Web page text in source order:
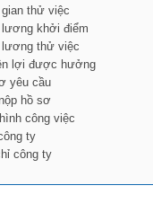
thử việc
khởi điểm
lương thử việc
lợi được hưởng
yêu cầu
hồ sơ
công việc
ty
công ty